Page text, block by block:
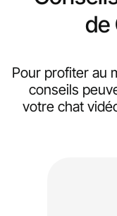
de
Pour profiter au
conseils
votre chat